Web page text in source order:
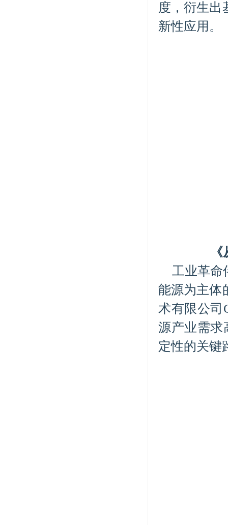
度，衍生出
新性应用。
工业革命
能源为主体
术有限公司
源产业需求
定性的关键